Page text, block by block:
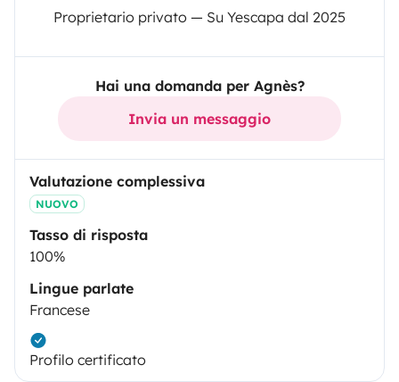
Proprietario privato — Su Yescapa dal 2025
Hai una domanda per Agnès?
Invia un messaggio
Valutazione complessiva
NUOVO
Tasso di risposta
100%
Lingue parlate
Francese
Profilo certificato